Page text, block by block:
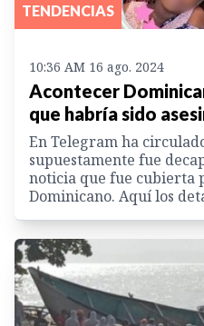
TENDENCIAS
10:36 AM 16 ago. 2024
Acontecer
que habría sido
En Telegram ha
supuestamente fue
noticia que fue cubierta
Dominicano. Aquí los